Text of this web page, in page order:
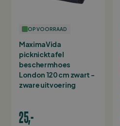
OP VOORRAAD
MaximaVida
picknicktafel
beschermhoes
London 120 cm zwart -
zware uitvoering
25,-